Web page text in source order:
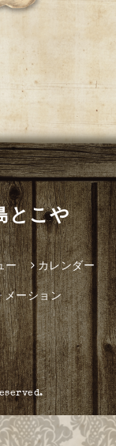
とこや
ー カレンダー
メーション